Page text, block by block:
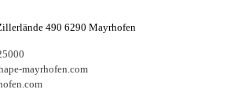
490 6290 Mayrhofen
mayrhofen.com